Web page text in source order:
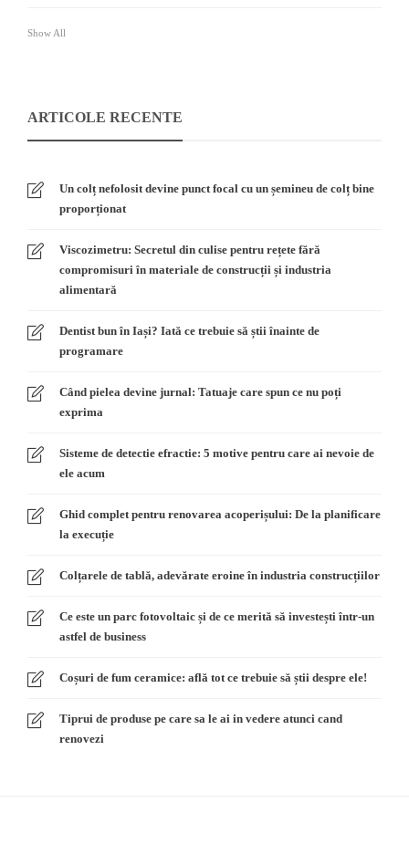
Show All
ARTICOLE RECENTE
Un colț nefolosit devine punct focal cu un șemineu de colț bine
proporționat
Viscozimetru: Secretul din culise pentru rețete fără
compromisuri în materiale de construcții și industria
alimentară
Dentist bun în Iași? Iată ce trebuie să știi înainte de
programare
Când pielea devine jurnal: Tatuaje care spun ce nu poți
exprima
Sisteme de detectie efractie: 5 motive pentru care ai nevoie de
ele acum
Ghid complet pentru renovarea acoperișului: De la planificare
la execuție
Colțarele de tablă, adevărate eroine în industria construcțiilor
Ce este un parc fotovoltaic și de ce merită să investești într-un
astfel de business
Coșuri de fum ceramice: află tot ce trebuie să știi despre ele!
Tiprui de produse pe care sa le ai in vedere atunci cand
renovezi